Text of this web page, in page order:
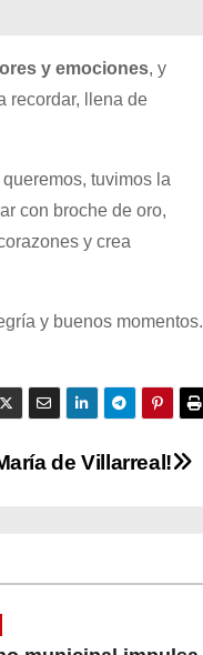
y emociones, y
recordar, llena de
tuvimos la
con broche de oro,
y crea
y buenos momentos.
de Villarreal!